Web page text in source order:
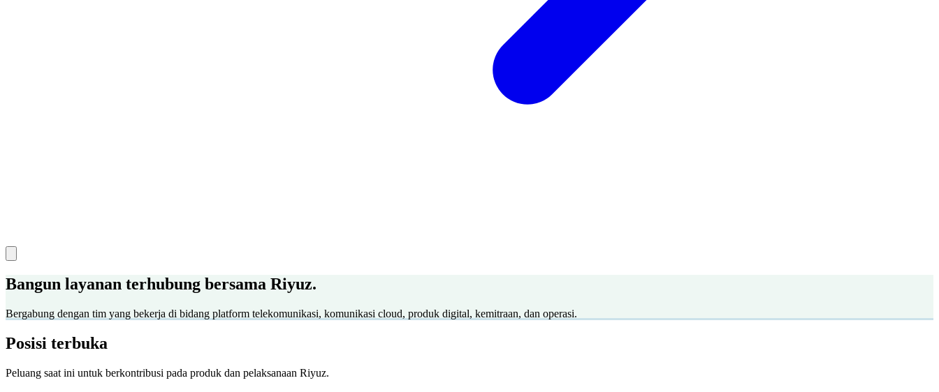
Bangun layanan terhubung bersama Riyuz.
Bergabung dengan tim yang bekerja di bidang platform telekomunikasi, komunikasi cloud, produk digital, kemitraan, dan operasi.
Posisi terbuka
Peluang saat ini untuk berkontribusi pada produk dan pelaksanaan Riyuz.